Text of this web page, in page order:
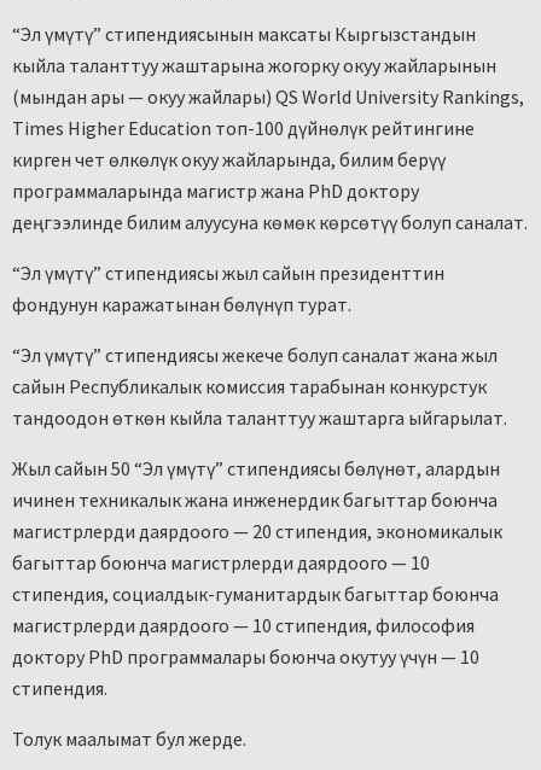
“Эл үмүтү” стипендиясынын максаты Кыргызстандын
кыйла таланттуу жаштарына жогорку окуу жайларынын
(мындан ары — окуу жайлары) QS World University Rankings,
Times Higher Education топ-100 дүйнөлүк рейтингине
кирген чет өлкөлүк окуу жайларында, билим берүү
программаларында магистр жана PhD доктору
деңгээлинде билим алуусуна көмөк көрсөтүү болуп саналат.
“Эл үмүтү” стипендиясы жыл сайын президенттин
фондунун каражатынан бөлүнүп турат.
“Эл үмүтү” стипендиясы жекече болуп саналат жана жыл
сайын Республикалык комиссия тарабынан конкурстук
тандоодон өткөн кыйла таланттуу жаштарга ыйгарылат.
Жыл сайын 50 “Эл үмүтү” стипендиясы бөлүнөт, алардын
ичинен техникалык жана инженердик багыттар боюнча
магистрлерди даярдоого — 20 стипендия, экономикалык
багыттар боюнча магистрлерди даярдоого — 10
стипендия, социалдык-гуманитардык багыттар боюнча
магистрлерди даярдоого — 10 стипендия, философия
доктору PhD программалары боюнча окутуу үчүн — 10
стипендия.
Толук маалымат бул жерде.